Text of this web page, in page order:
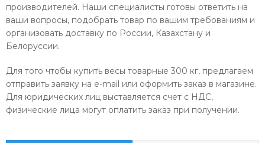
производителей. Наши специалисты готовы ответить на
ваши вопросы, подобрать товар по вашим требованиям и
организовать доставку по России, Казахстану и
Белоруссии.
Для того чтобы купить весы товарные 300 кг, предлагаем
отправить заявку на e-mail или оформить заказ в магазине.
Для юридических лиц выставляется счет с НДС,
физические лица могут оплатить заказ при получении.